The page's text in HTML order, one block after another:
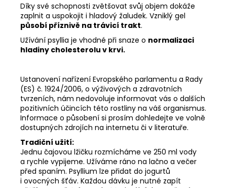
Díky své schopnosti zvětšovat svůj objem dokáže
zaplnit a uspokojit i hladový žaludek. Vzniklý gel
působí příznivě na trávicí trakt.
Užívání psyllia je vhodné při snaze o normalizaci
hladiny cholesterolu v krvi.
Ustanovení nařízení Evropského parlamentu a Rady
(ES) č. 1924/2006, o výživových a zdravotních
tvrzeních, nám nedovoluje informovat vás o dalších
pozitivních účincích této rostliny na váš organismus.
Informace o působení si prosím dohledejte ve volně
dostupných zdrojích na internetu či v literatuře.
Tradiční užití:
Jednu čajovou lžičku rozmícháme ve 250 ml vody
a rychle vypijeme. Užíváme ráno na lačno a večer
před spaním. Psyllium lze přidat do jogurtů
i ovocných šťáv. Každou dávku je nutné zapít